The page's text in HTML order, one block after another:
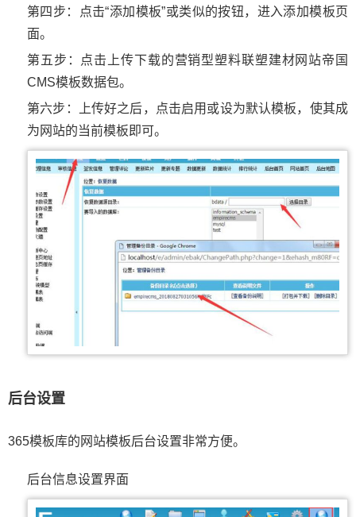
第四步：点击“添加模板”或类似的按钮，进入添加模板页
面。
第五步：点击上传下载的营销型塑料联塑建材网站帝国
CMS模板数据包。
第六步：上传好之后，点击启用或设为默认模板，使其成
为网站的当前模板即可。
后台设置
365模板库的网站模板后台设置非常方便。
后台信息设置界面